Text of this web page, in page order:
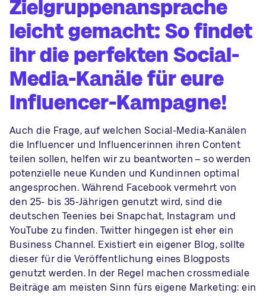
Zielgruppenansprache
leicht gemacht: So findet
ihr die perfekten Social-
Media-Kanäle für eure
Influencer-Kampagne!
Auch die Frage, auf welchen Social-Media-Kanälen
die Influencer und Influencerinnen ihren Content
teilen sollen, helfen wir zu beantworten – so werden
potenzielle neue Kunden und Kundinnen optimal
angesprochen. Während Facebook vermehrt von
den 25- bis 35-Jährigen genutzt wird, sind die
deutschen Teenies bei Snapchat, Instagram und
YouTube zu finden. Twitter hingegen ist eher ein
Business Channel. Existiert ein eigener Blog, sollte
dieser für die Veröffentlichung eines Blogposts
genutzt werden. In der Regel machen crossmediale
Beiträge am meisten Sinn fürs eigene Marketing: ein